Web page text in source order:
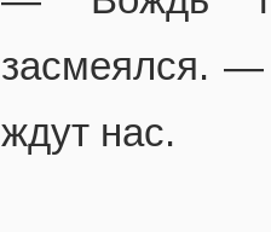
засмеялся.
ждут нас.